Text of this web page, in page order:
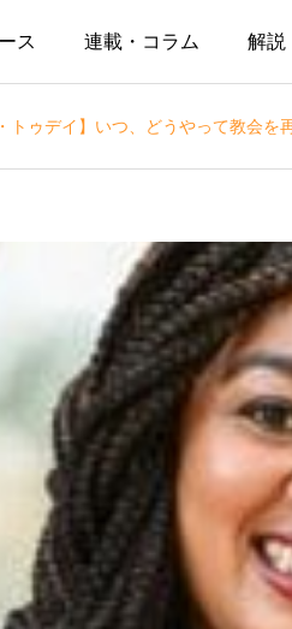
ス 連載・コラム 解説
トゥデイ】いつ、どうやって教会